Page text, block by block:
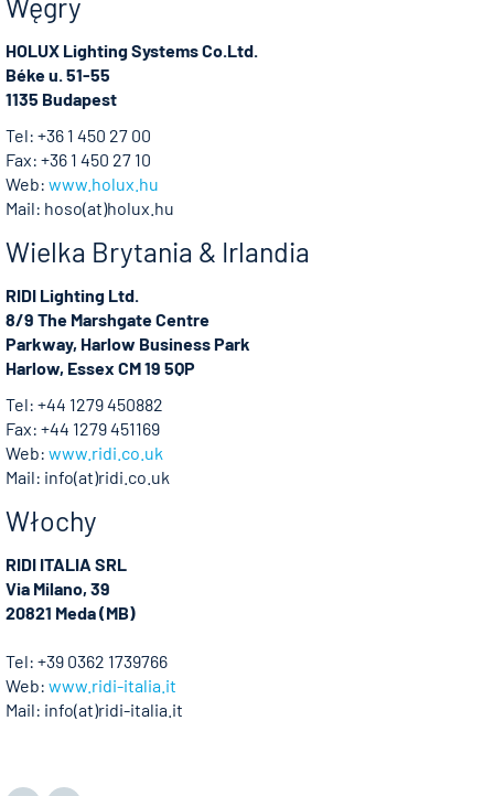
HOLUX Lighting Systems Co.Ltd.
Béke u. 51-55
1135 Budapest
Tel: +36 1 450 27 00
Fax: +36 1 450 27 10
Web: www.holux.hu
Mail: hoso(at)holux.hu
Wielka Brytania & Irlandia
RIDI Lighting Ltd.
8/9 The Marshgate Centre
Parkway, Harlow Business Park
Harlow, Essex CM 19 5QP
Tel: +44 1279 450882
Fax: +44 1279 451169
Web: www.ridi.co.uk
Mail: info(at)ridi.co.uk
Włochy
RIDI ITALIA SRL
Via Milano, 39
20821 Meda (MB)
Tel: +39 0362 1739766
Web: www.ridi-italia.it
Mail: info(at)ridi-italia.it